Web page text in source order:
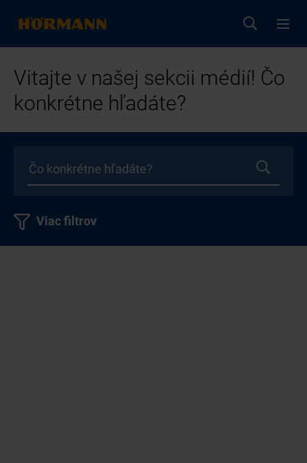
Vitajte v našej sekcii médií! Čo
konkrétne hľadáte?
Viac filtrov